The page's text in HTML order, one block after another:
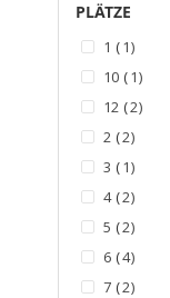
PLÄTZE
1 1Artikel
10
1Artikel
12 2Artikel
2 2Artikel
3
1Artikel
4 2Artikel
5
2Artikel
6 4Artikel
7 2Artikel